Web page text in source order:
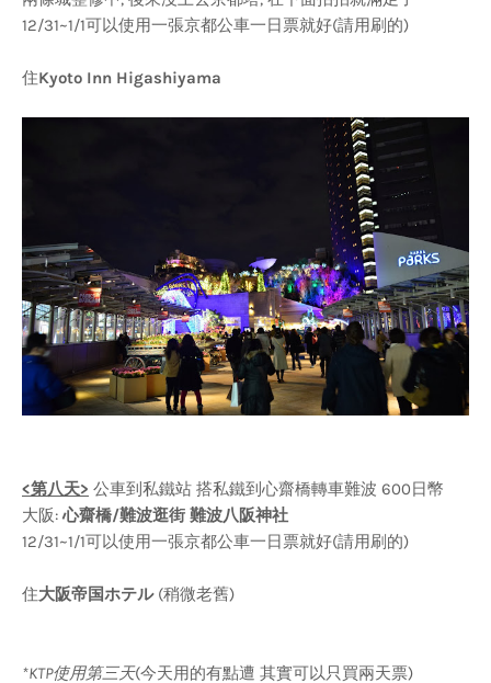
12/31~1/1可以使用一張京都公車一日票就好(請用刷的)
住Kyoto Inn Higashiyama
<第八天> 公車到私鐵站 搭私鐵到心齋橋轉車難波 600日幣
大阪: 心齋橋/難波逛街 難波八阪神社
12/31~1/1可以使用一張京都公車一日票就好(請用刷的)
住大阪帝国ホテル (稍微老舊)
*KTP使用第三天(今天用的有點遭 其實可以只買兩天票)